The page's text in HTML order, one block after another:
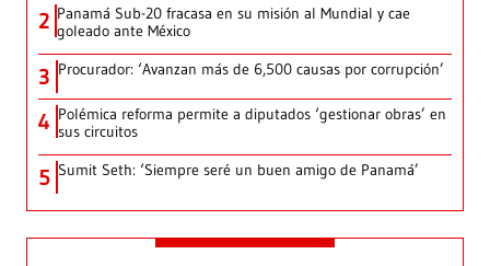
2 Panamá Sub-20 fracasa en su misión al Mundial y cae
goleado ante México
3 Procurador: ‘Avanzan más de 6,500 causas por corrupción’
4 Polémica reforma permite a diputados ‘gestionar obras’ en
sus circuitos
5 Sumit Seth: ‘Siempre seré un buen amigo de Panamá’